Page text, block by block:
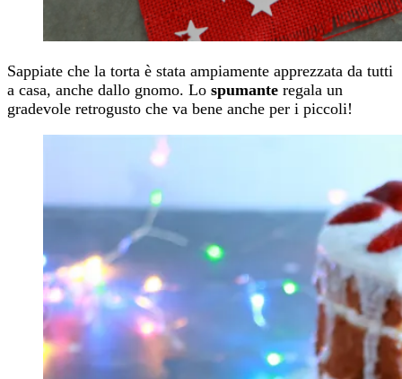
Sappiate che la torta è stata ampiamente apprezzata da tutti
a casa, anche dallo gnomo. Lo spumante regala un
gradevole retrogusto che va bene anche per i piccoli!